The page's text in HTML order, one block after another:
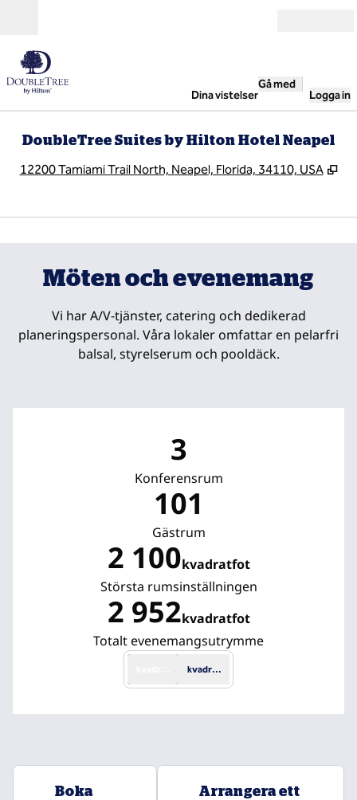
Dina vistelser
Gå med
Logga in
DoubleTree Suites by Hilton Hotel Neapel
12200 Tamiami Trail North, Neapel, Florida, 34110, USA ,
1/11
Möten och evenemang
Vi har A/V-tjänster, catering och dedikerad
planeringspersonal. Våra lokaler omfattar en pelarfri
balsal, styrelserum och pooldäck.
3
Konferensrum
101
Gästrum
2 100kvadratfot
Kvadratfot
Största rumsinställningen
2 952kvadratfot
Kvadratfot
Totalt evenemangsutrymme
kvadratmeter
Boka
Arrangera ett